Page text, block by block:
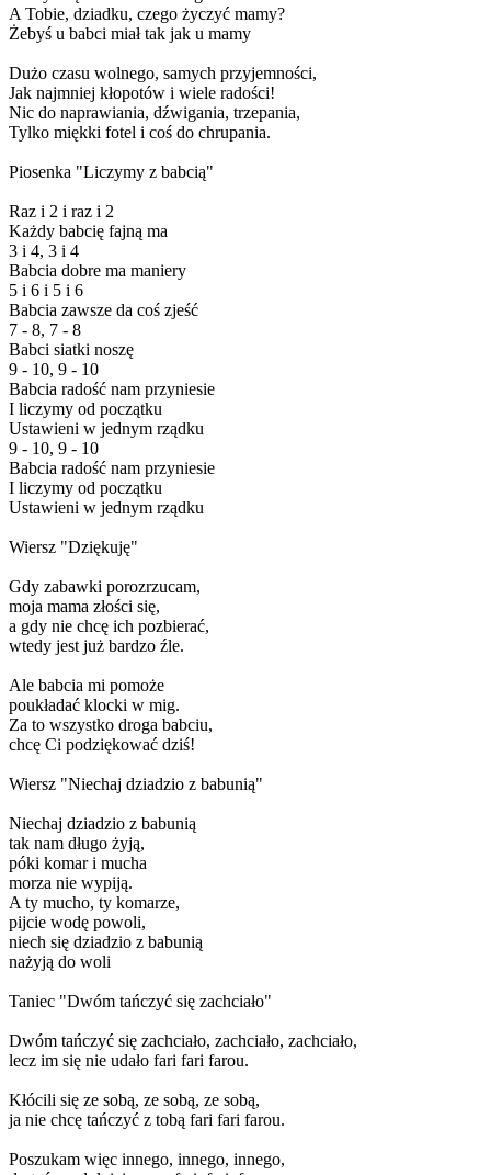
A Tobie, dziadku, czego życzyć mamy?
Żebyś u babci miał tak jak u mamy
Dużo czasu wolnego, samych przyjemności,
Jak najmniej kłopotów i wiele radości!
Nic do naprawiania, dźwigania, trzepania,
Tylko miękki fotel i coś do chrupania.
Piosenka "Liczymy z babcią"
Raz i 2 i raz i 2
Każdy babcię fajną ma
3 i 4, 3 i 4
Babcia dobre ma maniery
5 i 6 i 5 i 6
Babcia zawsze da coś zjeść
7 - 8, 7 - 8
Babci siatki noszę
9 - 10, 9 - 10
Babcia radość nam przyniesie
I liczymy od początku
Ustawieni w jednym rządku
9 - 10, 9 - 10
Babcia radość nam przyniesie
I liczymy od początku
Ustawieni w jednym rządku
Wiersz "Dziękuję"
Gdy zabawki porozrzucam,
moja mama złości się,
a gdy nie chcę ich pozbierać,
wtedy jest już bardzo źle.
Ale babcia mi pomoże
poukładać klocki w mig.
Za to wszystko droga babciu,
chcę Ci podziękować dziś!
Wiersz "Niechaj dziadzio z babunią"
Niechaj dziadzio z babunią
tak nam długo żyją,
póki komar i mucha
morza nie wypiją.
A ty mucho, ty komarze,
pijcie wodę powoli,
niech się dziadzio z babunią
nażyją do woli
Taniec "Dwóm tańczyć się zachciało"
Dwóm tańczyć się zachciało, zachciało, zachciało,
lecz im się nie udało fari fari farou.
Kłócili się ze sobą, ze sobą, ze sobą,
ja nie chcę tańczyć z tobą fari fari farou.
Poszukam więc innego, innego, innego,